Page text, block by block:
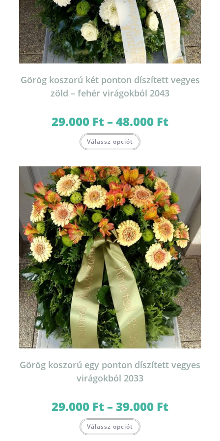
Görög koszorú két ponton díszített vegyes
zöld – fehér virágokból 2043
29.000 Ft–48.000 Ft29.000 Ft
Válassz opciót a
van.
A
változatok
a
termékoldalon
választhatók
ki
Görög koszorú egy ponton díszített vegyes
virágokból 2033
29.000 Ft–39.000 Ft29.000 Ft
Válassz opciót a